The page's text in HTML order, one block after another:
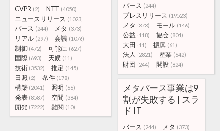
CVPR (2) NTT (4050)
ニュースリリース (1023)
バース (244) メタ (373)
リアル (297) 会議 (1076)
制御 (472) 可能に (627)
国際 (693) 天候 (11)
技術 (3532) 推定 (145)
日照 (2) 条件 (178)
構築 (2041) 照明 (66)
発表 (8587) 空間 (384)
開発 (7222) 難関 (10)
バース (244)
プレスリリース (19523)
メタ (373) モール (146)
公益 (118) 協会 (804)
大田 (11) 振興 (61)
法人 (2821) 産業 (642)
財団 (244) 開設 (824)
メタバース事業は9
割が失敗する | スラ
ド IT
バース (244) メタ (373)